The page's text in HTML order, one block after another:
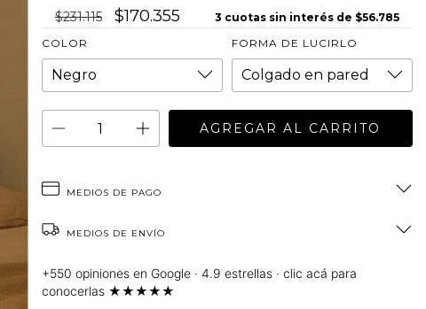
$231.115 $170.355 3 cuotas sin interés de $56.785
COLOR
FORMA DE LUCIRLO
MEDIOS DE PAGO
MEDIOS DE ENVÍO
+550 opiniones en Google · 4.9 estrellas · clic acá para
conocerlas ★★★★★